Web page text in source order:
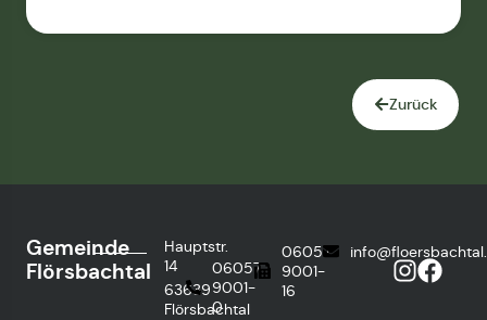
Zurück
Gemeinde
Flörsbachtal
Hauptstr.
14
63639
Flörsbachtal
06057
9001-
0
06057
9001-
16